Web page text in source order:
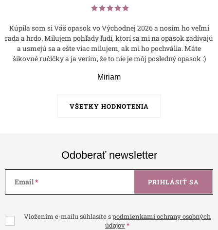
VŠETKY HODNOTENIA
Kúpila som si Váš opasok vo Východnej 2026 a nosím ho veľmi
rada a hrdo. Milujem pohľady ľudí, ktorí sa mi na opasok zadívajú
a usmejú sa a ešte viac milujem, ak mi ho pochvália. Máte
šikovné ručičky a ja verím, že to nie je môj posledný opasok :)
Miriam
Odoberať newsletter
Email
Vložením e-mailu súhlasíte spodmienkami ochrany osobných
údajov
PRIHLÁSIŤ SA